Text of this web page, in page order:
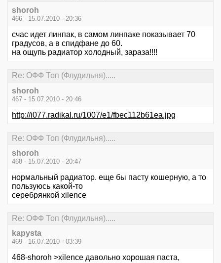
shoroh
466 - 15.07.2010 - 20:36
счас идет линпак, в самом линпаке показывает 70
градусов, а в спидфане до 60.
на ощупь радиатор холодный, зараза!!!!
Re: ОФФ Топ (Флудильня).....
shoroh
467 - 15.07.2010 - 20:46
http://i077.radikal.ru/1007/e1/fbec112b61ea.jpg
Re: ОФФ Топ (Флудильня).....
shoroh
468 - 15.07.2010 - 20:47
нормальный радиатор. еще бы пасту кошерную, а то
пользуюсь какой-то
серебрянкой xilence
Re: ОФФ Топ (Флудильня).....
kapysta
469 - 16.07.2010 - 03:39
468-shoroh >xilence давольно хорошая паста,